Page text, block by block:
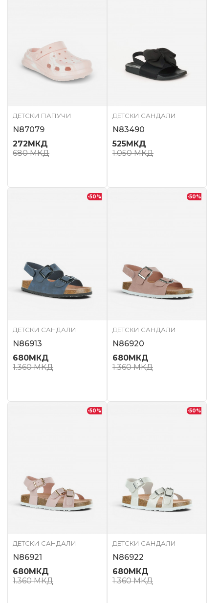
ДЕТСКИ ПАПУЧИ
N87079
272МКД
680МКД
ДЕТСКИ САНДАЛИ
N83490
525МКД
1.050МКД
-50%
ДЕТСКИ САНДАЛИ
N86913
680МКД
1.360МКД
-50%
ДЕТСКИ САНДАЛИ
N86920
680МКД
1.360МКД
-50%
ДЕТСКИ САНДАЛИ
N86921
680МКД
1.360МКД
-50%
ДЕТСКИ САНДАЛИ
N86922
680МКД
1.360МКД